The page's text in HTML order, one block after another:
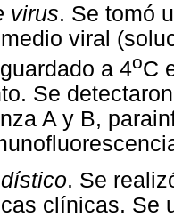
virus. Se tomó
viral
a 4oC
Se
A y B,
. Se
clínicas. Se